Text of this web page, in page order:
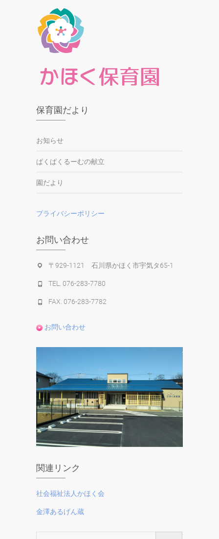
保育園だより
お知らせ
ぱくぱくるーむの献立
園だより
プライバシーポリシー
お問い合わせ
〒929-1121 石川県かほく市宇気タ65-1
TEL. 076-283-7780
FAX. 076-283-7782
お問い合わせ
関連リンク
社会福祉法人かほく会
金澤あるげん蔵